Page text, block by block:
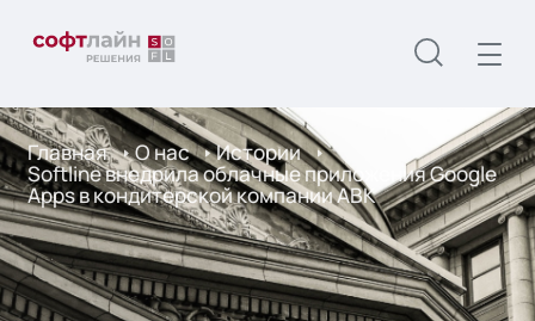
Главная О нас Истории
Softline внедрила облачные приложения Google
Apps в кондитерской компании АВК